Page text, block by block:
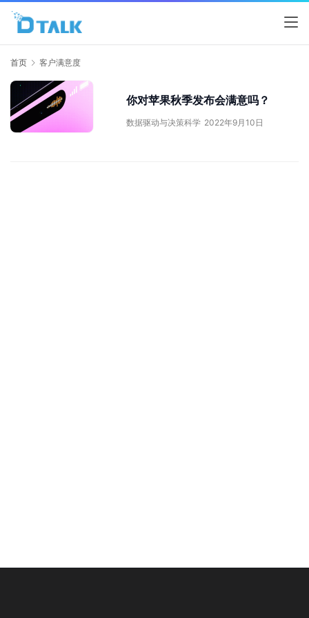
首页 客户满意度
你对苹果秋季发布会满意吗？
数据驱动与决策科学 2022年9月10日